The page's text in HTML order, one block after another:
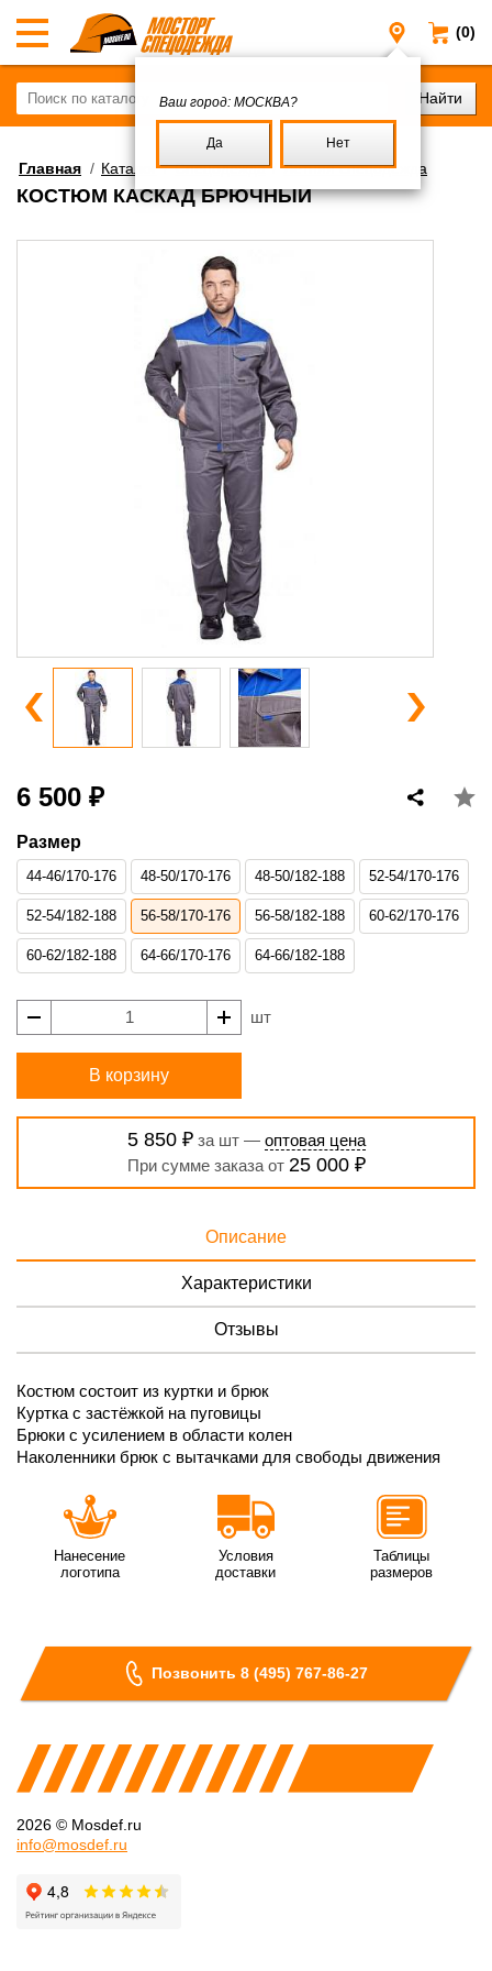
(0)
Москва
Ваш город: МОСКВА?
Да Нет
Главная / Каталог/Спецодежда/Летняя спецодежда
КОСТЮМ КАСКАД БРЮЧНЫЙ
6 500 ₽
Размер
44-46/170-176 48-50/170-176 48-50/182-188 52-54/170-176
52-54/182-188 56-58/170-176 56-58/182-188 60-62/170-176
60-62/182-188 64-66/170-176 64-66/182-188
шт
В корзину
5 850 ₽за шт — оптовая цена
При сумме заказа от 25 000 ₽
Описание
Характеристики
Отзывы
Костюм состоит из куртки и брюк
Куртка с застёжкой на пуговицы
Брюки с усилением в области колен
Наколенники брюк с вытачками для свободы движения
Нанесение
логотипа
Условия
доставки
Таблицы
размеров
Позвонить 8 (495) 767-86-27
2026 © Mosdef.ru
info@mosdef.ru